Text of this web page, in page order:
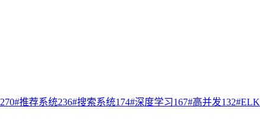
270#推荐系统236#搜索系统174#深度学习167#高并发132#ELK